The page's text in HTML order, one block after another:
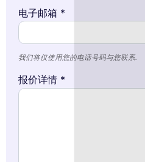
电子邮箱 *
我们将仅使用您的电话号码与您联系.
报价详情 *